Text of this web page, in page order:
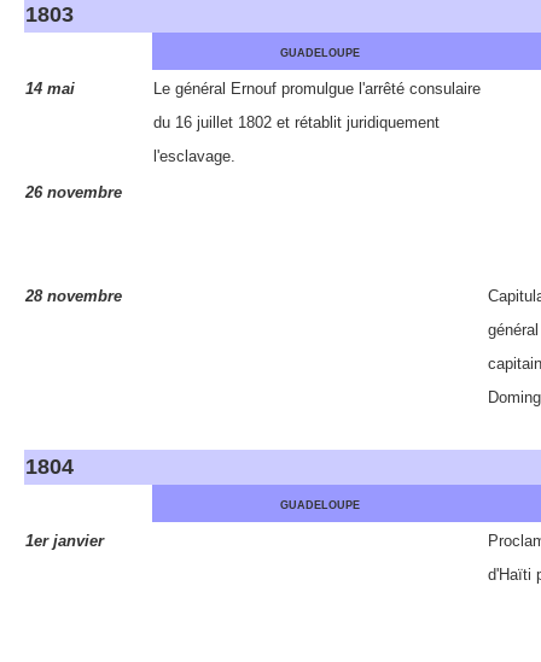
1803
GUADELOUPE
14 mai
Le général Ernouf promulgue l'arrêté consulaire
du 16 juillet 1802 et rétablit juridiquement
l'esclavage
26 novembre
28 novembre
1804
GUADELOUPE
1er janvier
d'Haïti